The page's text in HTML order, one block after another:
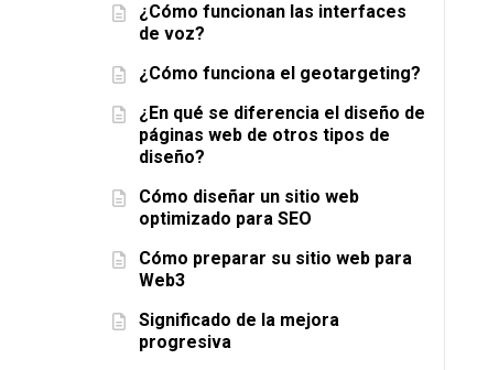
¿Cómo funcionan las interfaces
de voz?
¿Cómo funciona el geotargeting?
¿En qué se diferencia el diseño de
páginas web de otros tipos de
diseño?
Cómo diseñar un sitio web
optimizado para SEO
Cómo preparar su sitio web para
Web3
Significado de la mejora
progresiva